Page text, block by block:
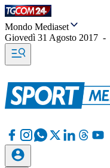
Mondo Mediaset
Giovedì 31 Agosto 2017 -